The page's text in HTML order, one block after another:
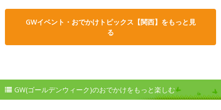
GWイベント・おでかけトピックス【関西】をもっと見
る
GW(ゴールデンウィーク)のおでかけをもっと楽しむ